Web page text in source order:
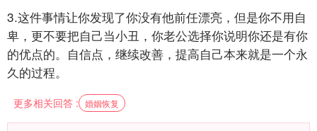
3.这件事情让你发现了你没有他前任漂亮，但是你不用自
卑，更不要把自己当小丑，你老公选择你说明你还是有你
的优点的。自信点，继续改善，提高自己本来就是一个永
久的过程。
更多相关回答 : 婚姻恢复